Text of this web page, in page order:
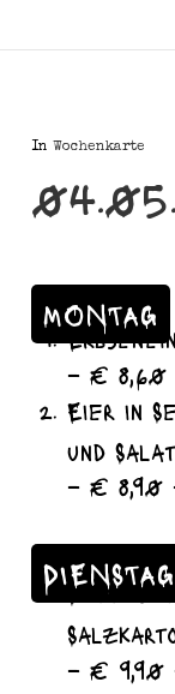
In Wochenkarte
MONTAG
– € 8,60
Eier in
und
– € 8,90
DIENSTAG
– € 9,90